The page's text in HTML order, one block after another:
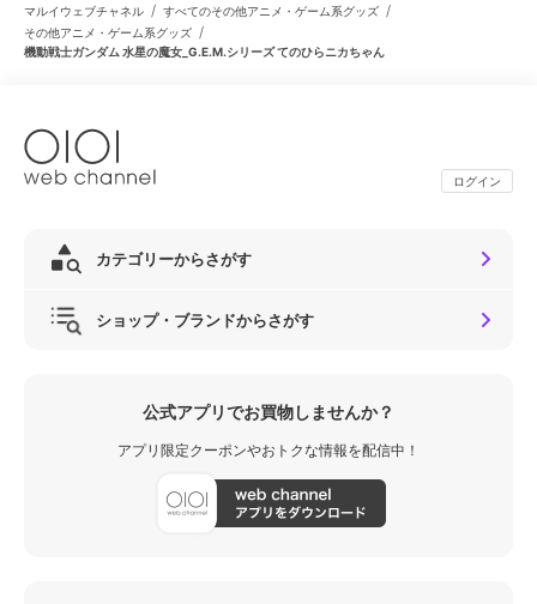
マルイウェブチャネル / すべてのその他アニメ・ゲーム系グッズ /
その他アニメ・ゲーム系グッズ /
機動戦士ガンダム 水星の魔女_G.E.M.シリーズ てのひらニカちゃん
ログイン
カテゴリーからさがす
ショップ・ブランドからさがす
公式アプリでお買物しませんか？
アプリ限定クーポンやおトクな情報を配信中！